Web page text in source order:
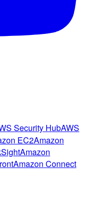
Security HubAWS
EC2Amazon
Amazon
Amazon Connect